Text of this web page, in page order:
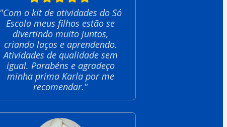
"Com o kit de atividades do Só
Escola meus filhos estão se
divertindo muito juntos,
criando laços e aprendendo.
Atividades de qualidade sem
igual. Parabéns e agradeço
minha prima Karla por me
recomendar."